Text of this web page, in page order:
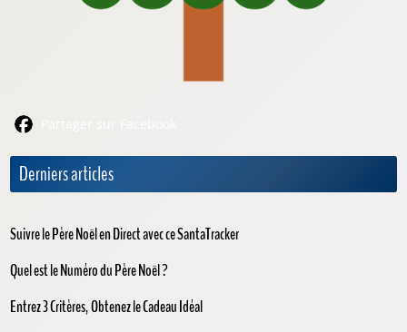
Derniers articles
Suivre le Père Noël en Direct avec ce SantaTracker
Quel est le Numéro du Père Noël ?
Entrez 3 Critères, Obtenez le Cadeau Idéal